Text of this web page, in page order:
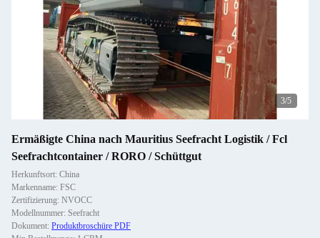
4/5
Ermäßigte China nach Mauritius Seefracht Logistik / Fcl
Seefrachtcontainer / RORO / Schüttgut
Herkunftsort: China
Markenname: FSC
Zertifizierung: NVOCC
Modellnummer: Seefracht
Dokument: Produktbroschüre PDF